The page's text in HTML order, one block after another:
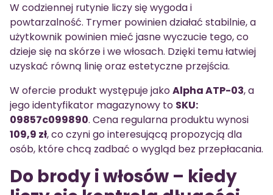
W codziennej rutynie liczy się wygoda i
powtarzalność. Trymer powinien działać stabilnie, a
użytkownik powinien mieć jasne wyczucie tego, co
dzieje się na skórze i we włosach. Dzięki temu łatwiej
uzyskać równą linię oraz estetyczne przejścia.
W ofercie produkt występuje jakoAlpha ATP-03, a
jego identyfikator magazynowy to SKU:
09857c099890. Cena regularna produktu wynosi
109,9 zł, co czyni go interesującą propozycją dla
osób, które chcą zadbać o wygląd bez przepłacania.
Do brody i włosów – kiedy